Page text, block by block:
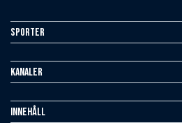
Sporter
Kanaler
Innehåll